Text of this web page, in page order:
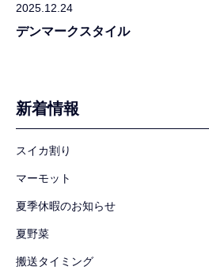
2025.12.24
デンマークスタイル
新着情報
スイカ割り
マーモット
夏季休暇のお知らせ
夏野菜
搬送タイミング